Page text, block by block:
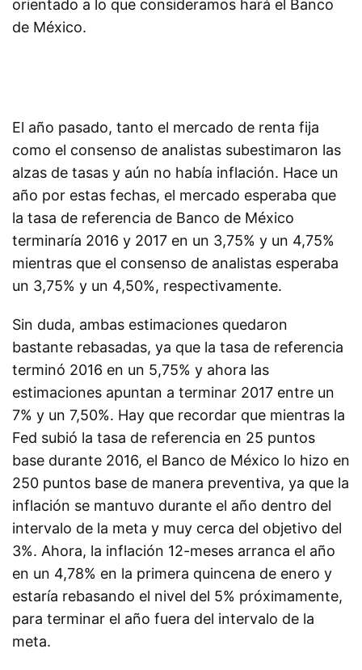
orientado a lo que consideramos hará el Banco
de México.
El año pasado, tanto el mercado de renta fija
como el consenso de analistas subestimaron las
alzas de tasas y aún no había inflación. Hace un
año por estas fechas, el mercado esperaba que
la tasa de referencia de Banco de México
terminaría 2016 y 2017 en un 3,75% y un 4,75%
mientras que el consenso de analistas esperaba
un 3,75% y un 4,50%, respectivamente.
Sin duda, ambas estimaciones quedaron
bastante rebasadas, ya que la tasa de referencia
terminó 2016 en un 5,75% y ahora las
estimaciones apuntan a terminar 2017 entre un
7% y un 7,50%. Hay que recordar que mientras la
Fed subió la tasa de referencia en 25 puntos
base durante 2016, el Banco de México lo hizo en
250 puntos base de manera preventiva, ya que la
inflación se mantuvo durante el año dentro del
intervalo de la meta y muy cerca del objetivo del
3%. Ahora, la inflación 12-meses arranca el año
en un 4,78% en la primera quincena de enero y
estaría rebasando el nivel del 5% próximamente,
para terminar el año fuera del intervalo de la
meta.